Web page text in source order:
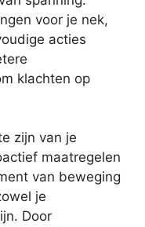
voor je nek,
acties
klachten op
zijn van je
maatregelen
van beweging
je
Door